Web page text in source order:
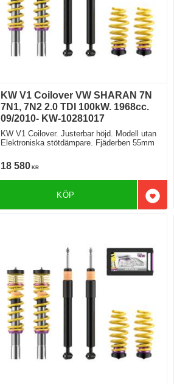
KW V1 Coilover VW SHARAN 7N
7N1, 7N2 2.0 TDI 100kW. 1968cc.
09/2010- KW-10281017
KW V1 Coilover. Justerbar höjd. Modell utan
Elektroniska stötdämpare. Fjäderben 55mm
18 580 KR
Lägg
KÖP